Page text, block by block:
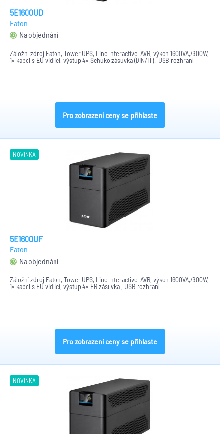
5E1600UD
Eaton
Na objednání
Záložní zdroj Eaton, Tower UPS, Line Interactive, AVR, výkon 1600VA,/900W,
1× kabel s EU vidlicí, výstup 4× Schuko zásuvka (DIN/IT) , USB rozhraní
Pro zobrazení ceny se přihlaste
NOVINKA
5E1600UF
Eaton
Na objednání
Záložní zdroj Eaton, Tower UPS, Line Interactive, AVR, výkon 1600VA,/900W,
1× kabel s EU vidlicí, výstup 4× FR zásuvka , USB rozhraní
Pro zobrazení ceny se přihlaste
NOVINKA